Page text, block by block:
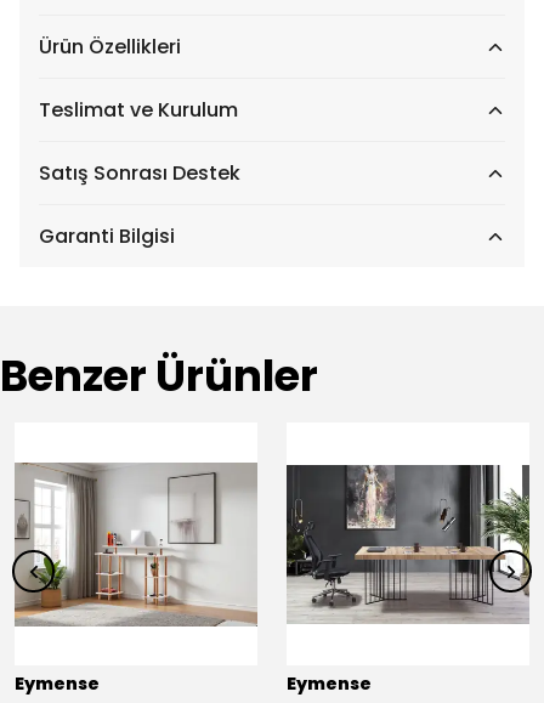
Ürün Özellikleri
Teslimat ve Kurulum
Satış Sonrası Destek
Garanti Bilgisi
Benzer Ürünler
Eymense Eymense